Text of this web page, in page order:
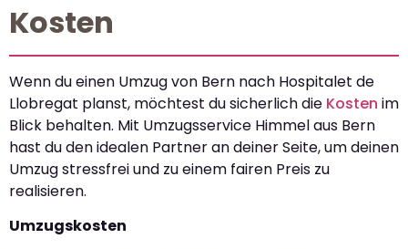
Kosten
Wenn du einen Umzug von Bern nach Hospitalet de
Llobregat planst, möchtest du sicherlich die Kosten im
Blick behalten. Mit Umzugsservice Himmel aus Bern
hast du den idealen Partner an deiner Seite, um deinen
Umzug stressfrei und zu einem fairen Preis zu
realisieren.
Umzugskosten